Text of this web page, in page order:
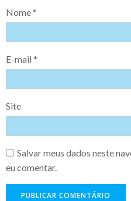
Nome*
E-mail *
Site
Salvar meus dados neste
eu comentar.